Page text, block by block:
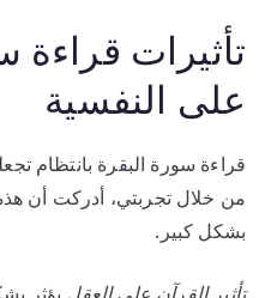
تأثيرات قراءة
على النفسية
قراءة سورة البقرة بانتظام
من خلال تجربتي، أدركت أن
بشكل كبير.